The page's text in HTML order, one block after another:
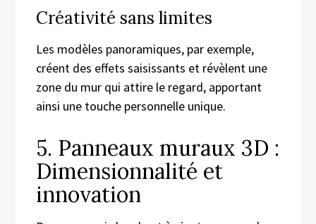
Créativité sans limites
Les modèles panoramiques, par exemple,
créent des effets saisissants et révèlent une
zone du mur qui attire le regard, apportant
ainsi une touche personnelle unique.
5. Panneaux muraux 3D :
Dimensionnalité et
innovation